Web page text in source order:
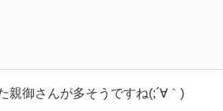
親御さんが多そうですね(;´∀｀)